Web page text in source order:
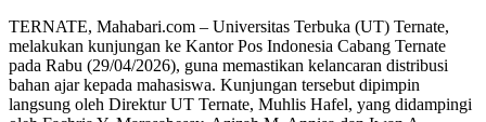
TERNATE, Mahabari.com – Universitas Terbuka (UT) Ternate,
melakukan kunjungan ke Kantor Pos Indonesia Cabang Ternate
pada Rabu (29/04/2026), guna memastikan kelancaran distribusi
bahan ajar kepada mahasiswa. Kunjungan tersebut dipimpin
langsung oleh Direktur UT Ternate, Muhlis Hafel, yang didampingi